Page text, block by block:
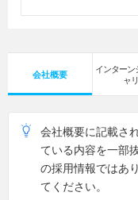
会社概要
インターン
ャ
会社概要に記載さ
ている内容を一部
の採用情報ではあ
てください。